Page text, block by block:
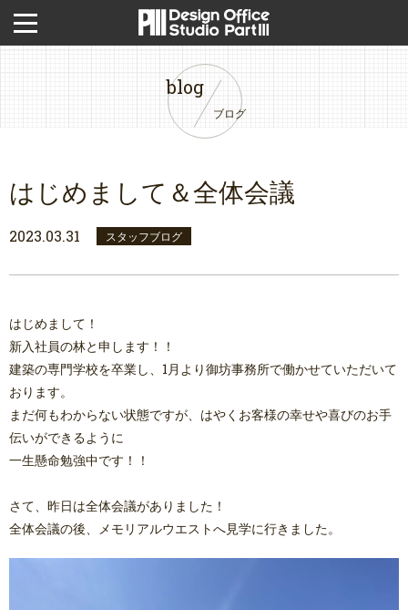
ブログ
blog
はじめまして＆全体会議
2023.03.31 スタッフブログ
はじめまして！
新入社員の林と申します！！
建築の専門学校を卒業し、1月より御坊事務所で働かせていただいて
おります。
まだ何もわからない状態ですが、はやくお客様の幸せや喜びのお手
伝いができるように
一生懸命勉強中です！！
さて、昨日は全体会議がありました！
全体会議の後、メモリアルウエストへ見学に行きました。